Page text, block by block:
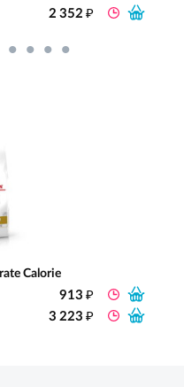
2 352₽
Calorie
913₽
3 223₽